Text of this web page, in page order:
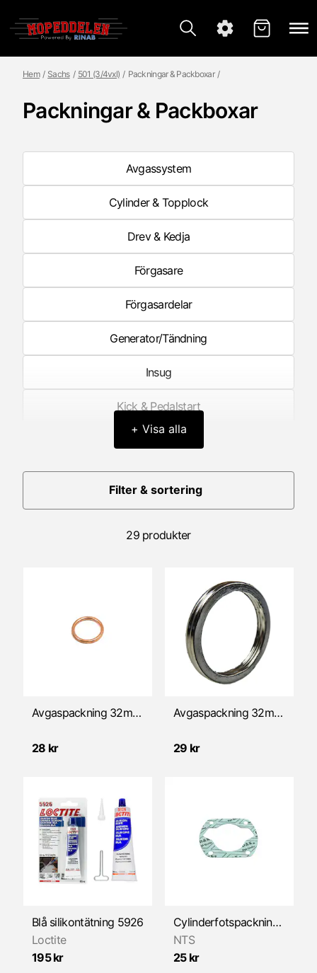
Hem Sachs 501 (3/4vxl) Packningar & Packboxar
Packningar & Packboxar
Avgassystem
Cylinder & Topplock
Drev & Kedja
Förgasare
Förgasardelar
Generator/Tändning
Insug
Kick & Pedalstart
Koppling
Litteratur
Motorblock/Motorkåpor
Packningar & Packboxar
Vevparti/reservdelar
+ Visa alla
Filter & sortering
29 produkter
Avgaspackning 32mm (Kreidler/Sachs)
28 kr
Avgaspackning 32mm (Kreidler/Sachs/Yamaha)
29 kr
Blå silikontätning 5926
Loctite
195 kr
Cylinderfotspackning (Sachs 501/50S)
NTS
25 kr